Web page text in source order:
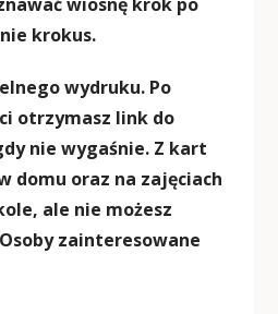
krokus.
wydruku. Po
otrzymasz link do
nie wygaśnie. Z kart
domu oraz na zajęciach
ale nie możesz
zainteresowane